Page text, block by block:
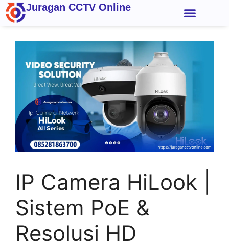
Juragan CCTV Online
IP Camera HiLook |
Sistem PoE &
Resolusi HD